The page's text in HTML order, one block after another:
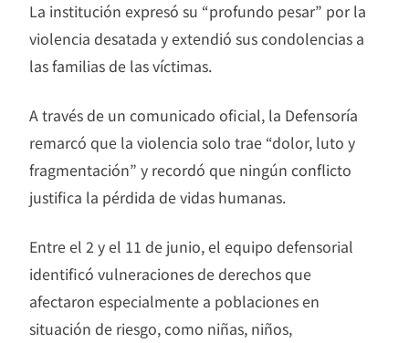
La institución expresó su “profundo pesar” por la
violencia desatada y extendió sus condolencias a
las familias de las víctimas.
A través de un comunicado oficial, la Defensoría
remarcó que la violencia solo trae “dolor, luto y
fragmentación” y recordó que ningún conflicto
justifica la pérdida de vidas humanas.
Entre el 2 y el 11 de junio, el equipo defensorial
identificó vulneraciones de derechos que
afectaron especialmente a poblaciones en
situación de riesgo, como niñas, niños,